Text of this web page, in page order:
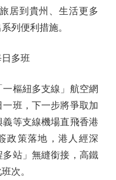
居到貴州、生活更多
列便利措施。
多班
樞紐多支線」航空網
班，下一步將爭取加
等支線機場直飛香港
政策落地，港人經深
站」無縫銜接，高鐵
次。